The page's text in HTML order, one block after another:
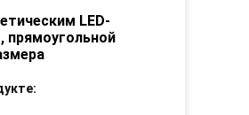
LED-
прямоугольной